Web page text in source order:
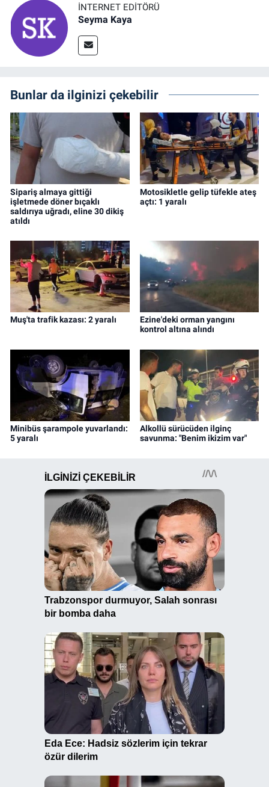
İNTERNET EDITÖRÜ
Seyma Kaya
Bunlar da ilginizi çekebilir
Sipariş almaya gittiği
işletmede döner bıçaklı
saldırıya uğradı, eline 30 dikiş
atıldı
Motosikletle gelip tüfekle ateş
açtı: 1 yaralı
Muş'ta trafik kazası: 2 yaralı
Ezine'deki orman yangını
kontrol altına alındı
Minibüs şarampole yuvarlandı:
5 yaralı
Alkollü sürücüden ilginç
savunma: "Benim ikizim var"